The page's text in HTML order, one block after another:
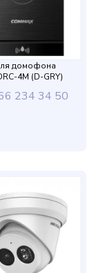
домофона
4M (D-GRY)
234 34 50